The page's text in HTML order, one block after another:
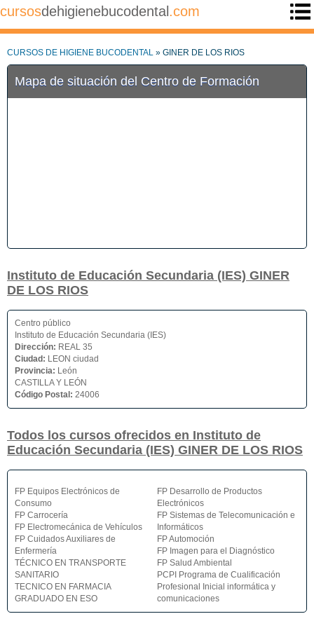
cursosdehigienebucodental .com
CURSOS DE HIGIENE BUCODENTAL » GINER DE LOS RIOS
Mapa de situación del Centro de Formación
Instituto de Educación Secundaria (IES) GINER
DE LOS RIOS
Centro público
Instituto de Educación Secundaria (IES)
Dirección: REAL 35
Ciudad: LEON ciudad
Provincia: León
CASTILLA Y LEÓN
Código Postal: 24006
Todos los cursos ofrecidos en Instituto de
Educación Secundaria (IES) GINER DE LOS RIOS
FP Equipos Electrónicos de
Consumo
FP Carrocería
FP Electromecánica de Vehículos
FP Cuidados Auxiliares de
Enfermería
TÉCNICO EN TRANSPORTE
SANITARIO
TECNICO EN FARMACIA
GRADUADO EN ESO
FP Desarrollo de Productos
Electrónicos
FP Sistemas de Telecomunicación e
Informáticos
FP Automoción
FP Imagen para el Diagnóstico
FP Salud Ambiental
PCPI Programa de Cualificación
Profesional Inicial informática y
comunicaciones